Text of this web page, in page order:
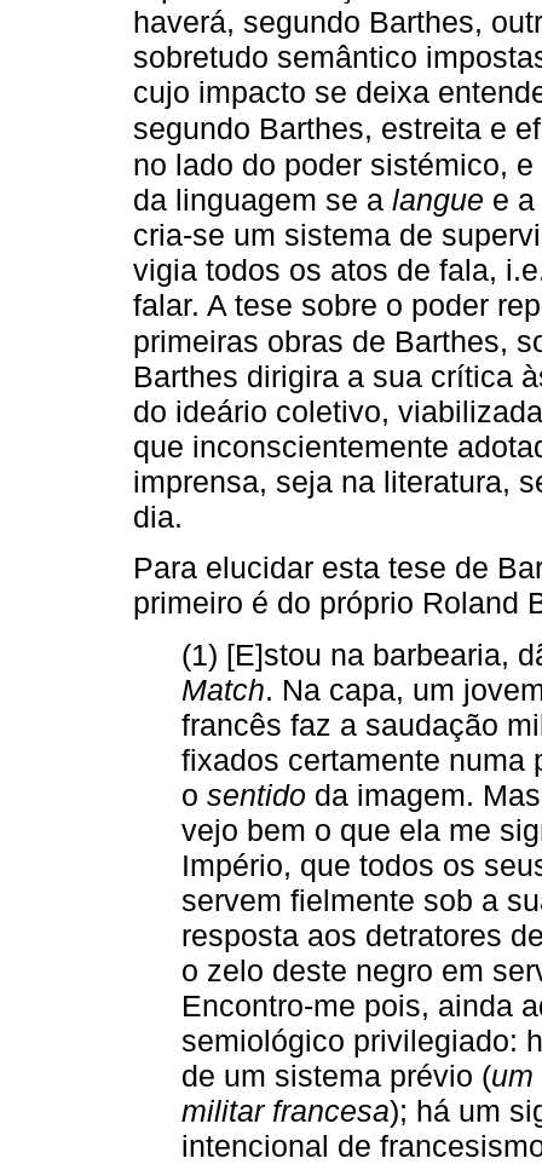
haverá, segundo Barthes,
sobretudo semântico
cujo impacto se deixa
segundo Barthes, estreita e
no lado do poder sistémico,
da linguagem se a langue e a
cria-se um sistema de
vigia todos os atos de fala,
falar. A tese sobre o poder
primeiras obras de Barthes,
Barthes dirigira a sua crítica
do ideário coletivo,
que inconscientemente
imprensa, seja na literatura,
dia.
Para elucidar esta tese de
primeiro é do próprio Roland
(1) [E]stou na barbearia,
Match. Na capa, um
francês faz a saudação
fixados certamente numa
o sentido da imagem.
vejo bem o que ela me
Império, que todos os
servem fielmente sob a
resposta aos detratores
o zelo deste negro em
Encontro-me pois, ainda
semiológico privilegiado:
de um sistema prévio (um
militar francesa); há um
intencional de